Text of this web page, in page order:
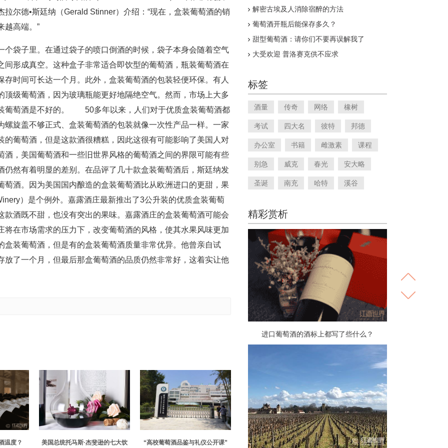
尔德•斯廷纳（Gerald Stinner）介绍：“现在，盒装葡萄酒的销
越高端。”
袋子里。在通过袋子的喷口倒酒的时候，袋子本身会随着空气
形成真空。这种盒子非常适合即饮型的葡萄酒，瓶装葡萄酒在
时间可长达一个月。此外，盒装葡萄酒的包装轻便环保。有人
级葡萄酒，因为玻璃瓶能更好地隔绝空气。然而，市场上大多
葡萄酒是不好的。 50多年以来，人们对于优质盒装葡萄酒都
旋盖不够正式、盒装葡萄酒的包装就像一次性产品一样。一家
葡萄酒，但是这款酒很糟糕，因此这很有可能影响了美国人对
美国葡萄酒和一些旧世界风格的葡萄酒之间的界限可能有些
然有着明显的差别。在品评了几十款盒装葡萄酒后，斯廷纳发
酒。因为美国国内酿造的盒装葡萄酒比从欧洲进口的更甜，果
）是个例外。嘉露酒庄最新推出了3公升装的优质盒装葡萄
酒既不甜，也没有突出的果味。嘉露酒庄的盒装葡萄酒可能会
在市场需求的压力下，改变葡萄酒的风格，使其水果风味更加
葡萄酒，但是有的盒装葡萄酒质量非常优异。他曾亲自试
了一个月，但最后那盒葡萄酒的品质仍然非常好，这着实让他
温度？ 美国总统托马斯·杰斐逊的七大饮 “高校葡萄酒品鉴与礼仪公开课”
解密古埃及人消除宿醉的方法
葡萄酒开瓶后能保存多久？
甜型葡萄酒：请你们不要再误解我了
大受欢迎 普洛赛克供不应求
标签
酒量 传奇 网络 橡树
考试 四大名 彼特 邦德
办公室 书籍 雌激素 课程
别急 威克 春光 安大略
圣诞 南充 哈特 溪谷
精彩赏析
进口葡萄酒的酒标上都写了些什么？